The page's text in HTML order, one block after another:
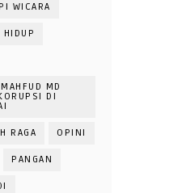
WICARA
HIDUP
MD
DI
RAGA OPINI
PANGAN